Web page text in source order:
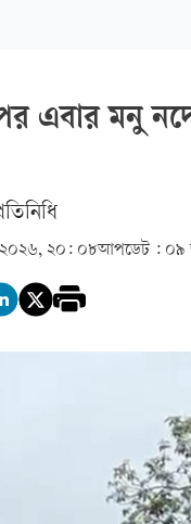
এবার মনু
২০: ০৮আপডেট : ০৯